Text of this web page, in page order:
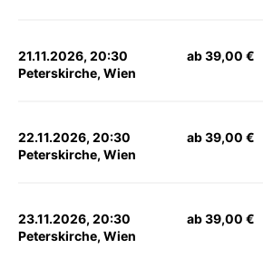
21.11.2026, 20:30
Peterskirche, Wien
ab 39,00 €
22.11.2026, 20:30
Peterskirche, Wien
ab 39,00 €
23.11.2026, 20:30
Peterskirche, Wien
ab 39,00 €